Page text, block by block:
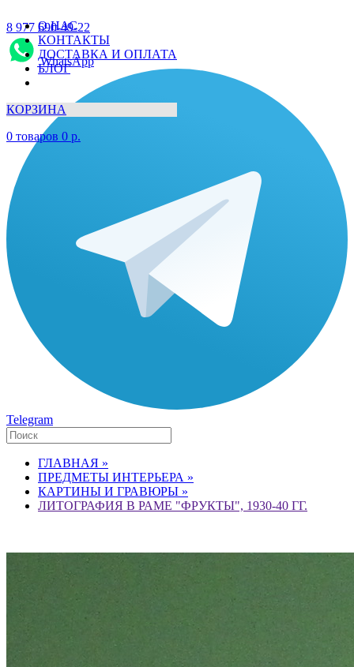
О НАС
КОНТАКТЫ
ДОСТАВКА И ОПЛАТА
БЛОГ
КОРЗИНА
0 товаров 0 р.
8 977 690-49-22
WhatsApp
Telegram
ГЛАВНАЯ »
ПРЕДМЕТЫ ИНТЕРЬЕРА »
КАРТИНЫ И ГРАВЮРЫ »
ЛИТОГРАФИЯ В РАМЕ "ФРУКТЫ", 1930-40 ГГ.